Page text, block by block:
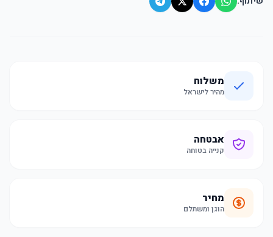
משלוח
מהיר לישראל
אבטחה
קנייה בטוחה
מחיר
הוגן ומשתלם